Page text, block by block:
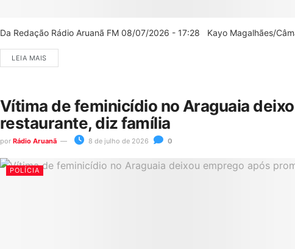
Da Redação Rádio Aruanã FM 08/07/2026 - 17:28 Kayo Magalhães/
LEIA MAIS
Vítima de feminicídio no Araguaia
restaurante, diz família
por Rádio Aruanã 8 de julho de 2026 0
POLÍCIA